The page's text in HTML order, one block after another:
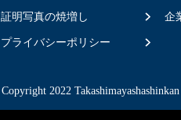
証明写真の焼増し 企
プライバシーポリシー
Copyright 2022